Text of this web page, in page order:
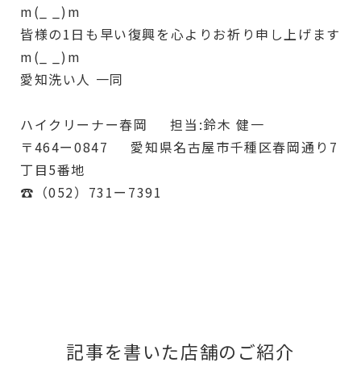
m(_ _)m
皆様の1日も早い復興を心よりお祈り申し上げます
m(_ _)m
愛知洗い人 一同
ハイクリーナー春岡 担当:鈴木 健一
〒464ー0847 愛知県名古屋市千種区春岡通り7
丁目5番地
☎︎（052）731ー7391
記事を書いた店舗のご紹介